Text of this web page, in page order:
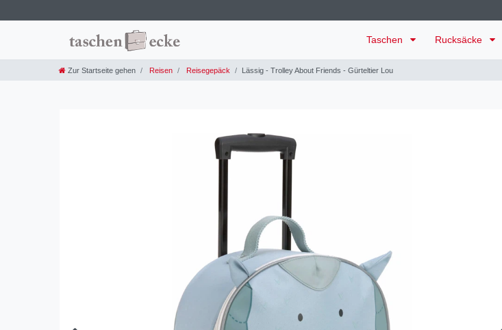
Taschen Rucksäcke
Zur Startseite gehen Reisen Reisegepäck Lässig - Trolley About Friends - Gürteltier Lou